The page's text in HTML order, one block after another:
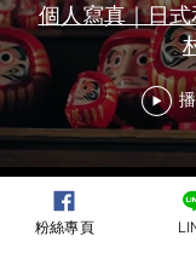
個人寫真｜日
載
粉絲專頁